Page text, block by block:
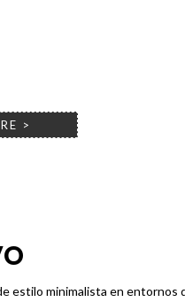
>
estilo minimalista en entornos